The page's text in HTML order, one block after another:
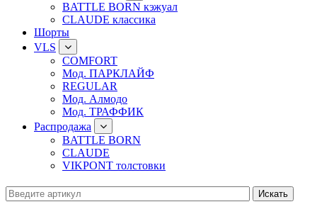
BATTLE BORN кэжуал
CLAUDE классика
Шорты
VLS
COMFORT
Мод. ПАРКЛАЙФ
REGULAR
Мод. Алмодо
Мод. ТРАФФИК
Распродажа
BATTLE BORN
CLAUDE
VIKPONT толстовки